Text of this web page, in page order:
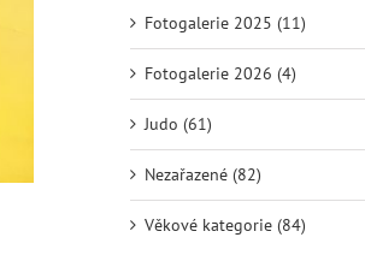
Fotogalerie 2025 (11)
Fotogalerie 2026 (4)
Judo (61)
Nezařazené (82)
Věkové kategorie (84)